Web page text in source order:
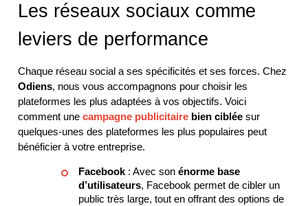
Les réseaux sociaux comme
leviers de performance
Chaque réseau social a ses spécificités et ses forces. Chez
Odiens, nous vous accompagnons pour choisir les
plateformes les plus adaptées à vos objectifs. Voici
comment unecampagne publicitaire bien ciblée sur
quelques-unes des plateformes les plus populaires peut
bénéficier à votre entreprise.
Facebook: Avec sonénorme base
d’utilisateurs, Facebook permet de cibler un
public très large, tout en offrant des options de